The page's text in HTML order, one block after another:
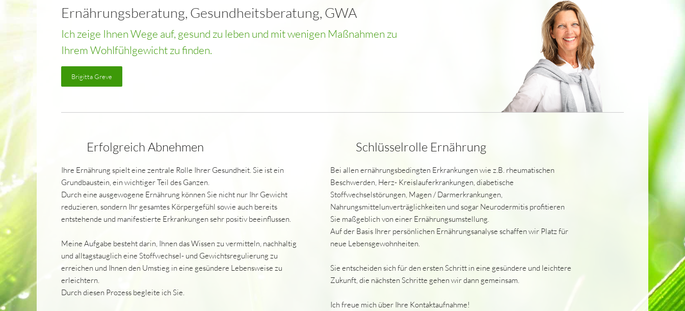
Ernährungsberatung, Gesundheitsberatung, GWA
Ich zeige Ihnen Wege auf, gesund zu leben und mit wenigen Maßnahmen zu
Ihrem Wohlfühlgewicht zu finden.
Brigitta Greve
Erfolgreich Abnehmen
Ihre Ernährung spielt eine zentrale Rolle Ihrer Gesundheit. Sie ist ein
Grundbaustein, ein wichtiger Teil des Ganzen.
Durch eine ausgewogene Ernährung können Sie nicht nur Ihr Gewicht
reduzieren, sondern Ihr gesamtes Körpergefühl sowie auch bereits
entstehende und manifestierte Erkrankungen sehr positiv beeinflussen.
Meine Aufgabe besteht darin, Ihnen das Wissen zu vermitteln, nachhaltig
und alltagstauglich eine Stoffwechsel- und Gewichtsregulierung zu
erreichen und Ihnen den Umstieg in eine gesündere Lebensweise zu
erleichtern.
Durch diesen Prozess begleite ich Sie.
Schlüsselrolle Ernährung
Bei allen ernährungsbedingten Erkrankungen wie z.B. rheumatischen
Beschwerden, Herz- Kreislauferkrankungen, diabetische
Stoffwechselstörungen, Magen / Darmerkrankungen,
Nahrungsmittelunverträglichkeiten und sogar Neurodermitis profitieren
Sie maßgeblich von einer Ernährungsumstellung.
Auf der Basis Ihrer persönlichen Ernährungsanalyse schaffen wir Platz für
neue Lebensgewohnheiten.
Sie entscheiden sich für den ersten Schritt in eine gesündere und leichtere
Zukunft, die nächsten Schritte gehen wir dann gemeinsam.
Ich freue mich über Ihre Kontaktaufnahme!